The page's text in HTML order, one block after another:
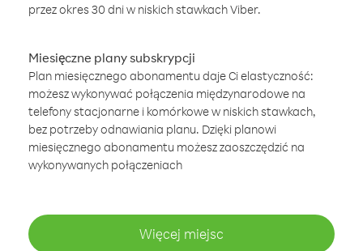
przez okres 30 dni w niskich stawkach Viber.
Miesięczne plany subskrypcji
Plan miesięcznego abonamentu daje Ci elastyczność:
możesz wykonywać połączenia międzynarodowe na
telefony stacjonarne i komórkowe w niskich stawkach,
bez potrzeby odnawiania planu. Dzięki planowi
miesięcznego abonamentu możesz zaoszczędzić na
wykonywanych połączeniach
Więcej miejsc